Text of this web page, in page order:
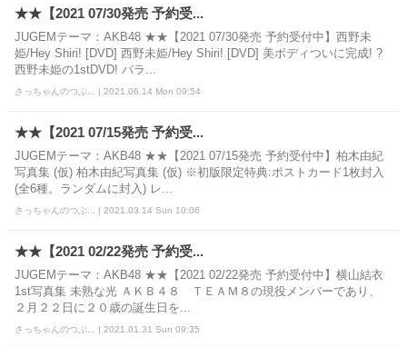
★★【2021 07/30発売 予約受...
JUGEMテーマ：AKB48 ★★【2021 07/30発売 予約受付中】西野未
姫/Hey Shiri! [DVD] 西野未姫/Hey Shiri! [DVD] 美ボディついに完成! ?
西野未姫の1stDVD! バラ...
さっちゃんのつぶ... | 2021.06.14 Mon 09:54
★★【2021 07/15発売 予約受...
JUGEMテーマ：AKB48 ★★【2021 07/15発売 予約受付中】柏木由紀
写真集 (仮) 柏木由紀写真集 (仮) ※初版限定特典:ポストカード1枚封入
(全6種。ランダムに封入) レ...
さっちゃんのつぶ... | 2021.03.14 Sun 10:06
★★【2021 02/22発売 予約受...
JUGEMテーマ：AKB48 ★★【2021 02/22発売 予約受付中】横山結衣
1st写真集 未熟な光 ＡＫＢ４８ ＴＥＡＭ８の現役メンバーであり、
２月２２日に２０歳の誕生日を...
さっちゃんのつぶ... | 2021.01.31 Sun 09:35